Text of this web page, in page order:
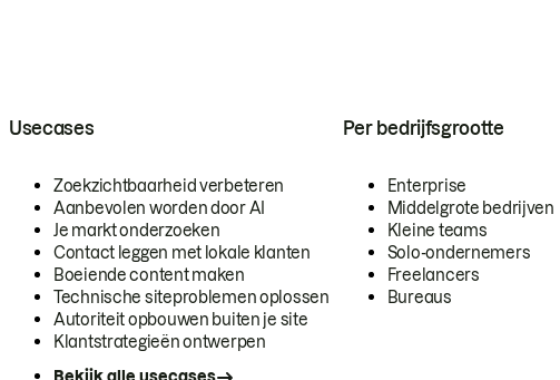
Usecases
Zoekzichtbaarheid verbeteren
Aanbevolen worden door AI
Je markt onderzoeken
Contact leggen met lokale klanten
Boeiende content maken
Technische siteproblemen oplossen
Autoriteit opbouwen buiten je site
Klantstrategieën ontwerpen
Per bedrijfsgrootte
Enterprise
Middelgrote bedrijven
Kleine teams
Solo-ondernemers
Freelancers
Bureaus